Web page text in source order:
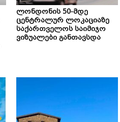
ლონდონის 50-მდე
ცენტრალურ ლოკაციაზე
საქართველოს საიმიჯო
ვიზუალები განთავსდა